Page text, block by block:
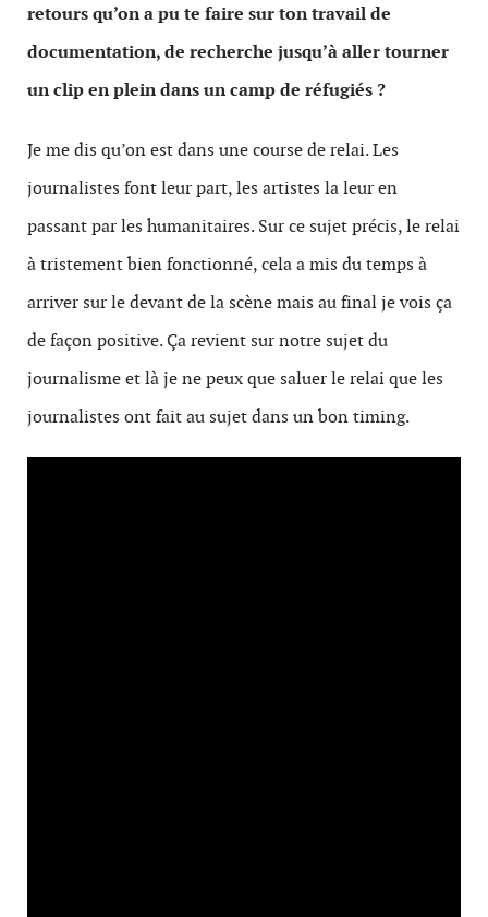
retours qu’on a pu te faire sur ton travail de
documentation, de recherche jusqu’à aller tourner
un clip en plein dans un camp de réfugiés ?
Je me dis qu’on est dans une course de relai. Les
journalistes font leur part, les artistes la leur en
passant par les humanitaires. Sur ce sujet précis, le relai
à tristement bien fonctionné, cela a mis du temps à
arriver sur le devant de la scène mais au final je vois ça
de façon positive. Ça revient sur notre sujet du
journalisme et là je ne peux que saluer le relai que les
journalistes ont fait au sujet dans un bon timing.